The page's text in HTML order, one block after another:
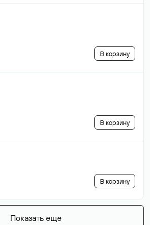
В корзину
В корзину
В корзину
Показать еще